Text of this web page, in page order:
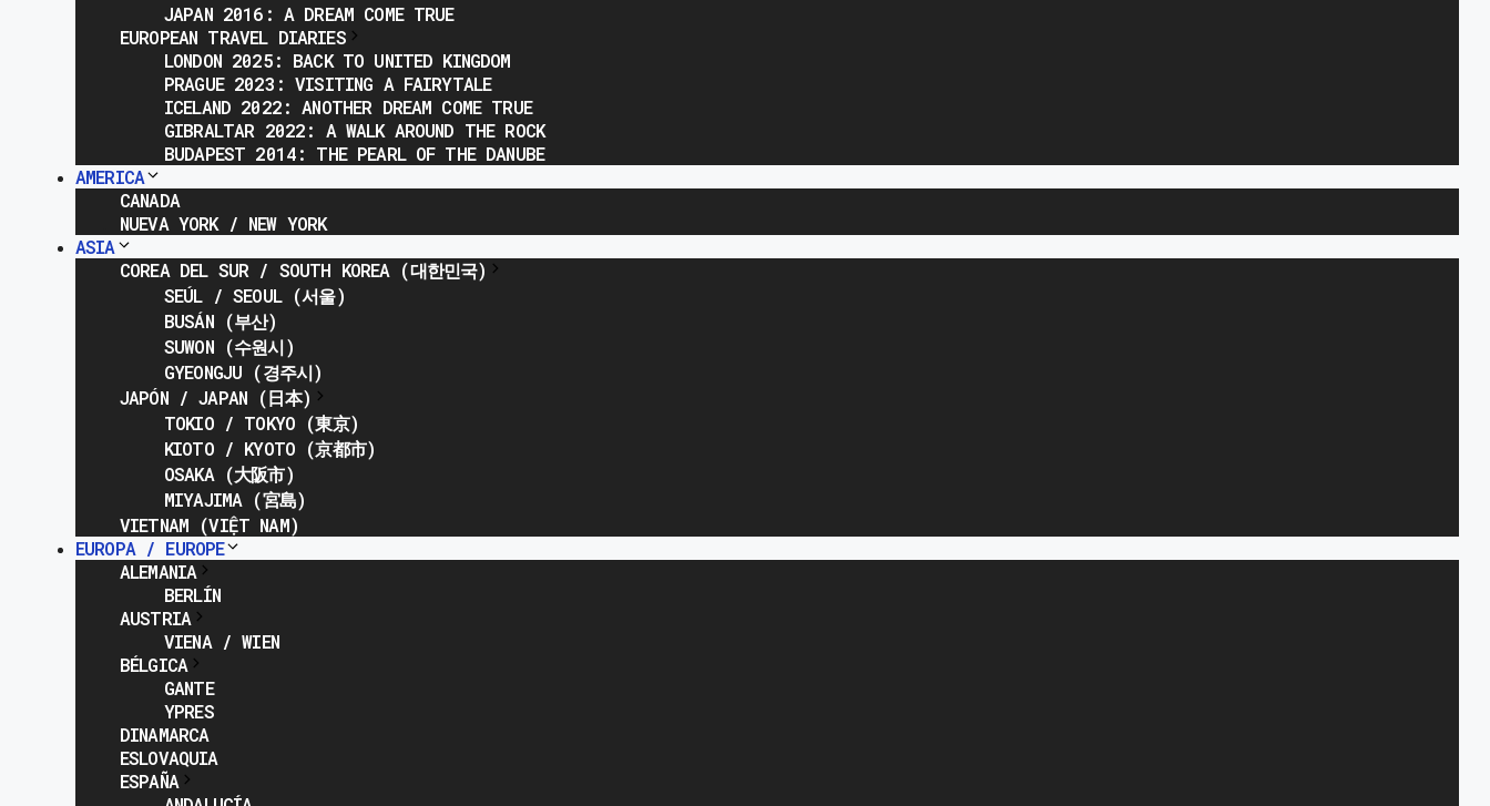
JAPAN 2016: A DREAM COME TRUE
EUROPEAN TRAVEL DIARIES
LONDON 2025: BACK TO UNITED KINGDOM
PRAGUE 2023: VISITING A FAIRYTALE
ICELAND 2022: ANOTHER DREAM COME TRUE
GIBRALTAR 2022: A WALK AROUND THE ROCK
BUDAPEST 2014: THE PEARL OF THE DANUBE
AMERICA
CANADA
NUEVA YORK / NEW YORK
ASIA
COREA DEL SUR / SOUTH KOREA (대한민국)
SEÚL / SEOUL (서울)
BUSÁN (부산)
SUWON (수원시)
GYEONGJU (경주시)
JAPÓN / JAPAN (日本)
TOKIO / TOKYO (東京)
KIOTO / KYOTO (京都市)
OSAKA (大阪市)
MIYAJIMA (宮島)
VIETNAM (VIỆT NAM)
EUROPA / EUROPE
ALEMANIA
BERLÍN
AUSTRIA
VIENA / WIEN
BÉLGICA
GANTE
YPRES
DINAMARCA
ESLOVAQUIA
ESPAÑA